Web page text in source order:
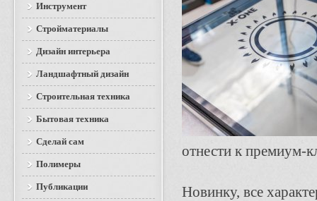
отнести к премиум-
Новинку, все
Инструмент
Стройматериалы
Дизайн интерьера
Ландшафтный дизайн
Строительная техника
Бытовая техника
Сделай сам
Полимеры
Публикации